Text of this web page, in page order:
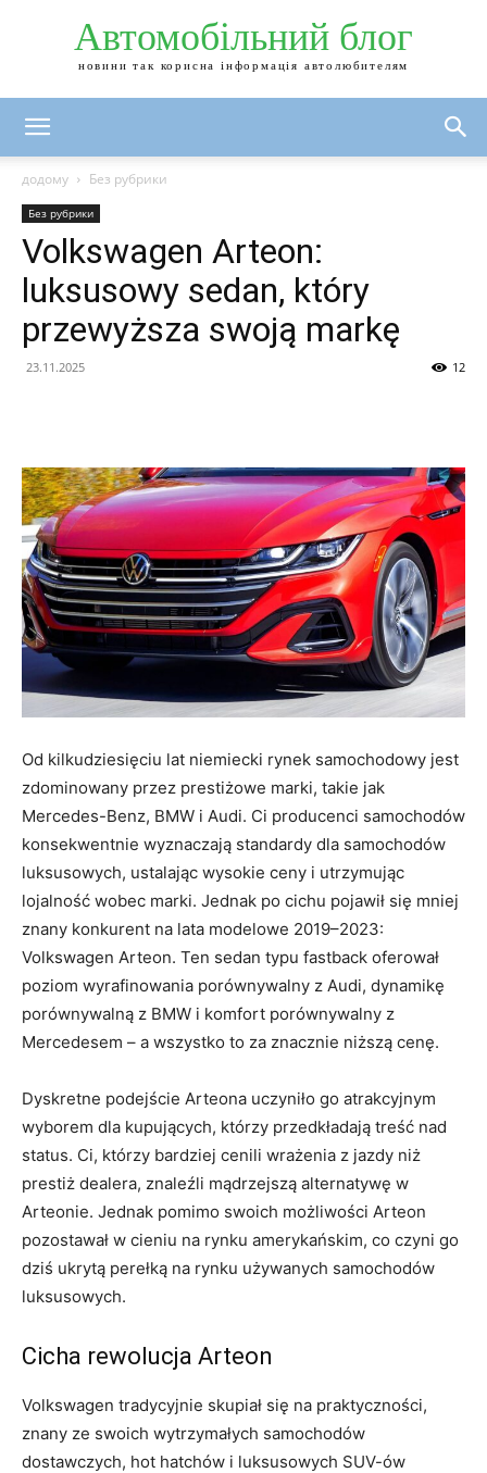
Автомобільний блог
новини так корисна інформація автолюбителям
додому Без рубрики
Без рубрики
Volkswagen Arteon:
luksusowy sedan, który
przewyższa swoją markę
23.11.2025 12
Od kilkudziesięciu lat niemiecki rynek samochodowy jest
zdominowany przez prestiżowe marki, takie jak
Mercedes-Benz, BMW i Audi. Ci producenci samochodów
konsekwentnie wyznaczają standardy dla samochodów
luksusowych, ustalając wysokie ceny i utrzymując
lojalność wobec marki. Jednak po cichu pojawił się mniej
znany konkurent na lata modelowe 2019–2023:
Volkswagen Arteon. Ten sedan typu fastback oferował
poziom wyrafinowania porównywalny z Audi, dynamikę
porównywalną z BMW i komfort porównywalny z
Mercedesem – a wszystko to za znacznie niższą cenę.
Dyskretne podejście Arteona uczyniło go atrakcyjnym
wyborem dla kupujących, którzy przedkładają treść nad
status. Ci, którzy bardziej cenili wrażenia z jazdy niż
prestiż dealera, znaleźli mądrzejszą alternatywę w
Arteonie. Jednak pomimo swoich możliwości Arteon
pozostawał w cieniu na rynku amerykańskim, co czyni go
dziś ukrytą perełką na rynku używanych samochodów
luksusowych.
Cicha rewolucja Arteon
Volkswagen tradycyjnie skupiał się na praktyczności,
znany ze swoich wytrzymałych samochodów
dostawczych, hot hatchów i luksusowych SUV-ów